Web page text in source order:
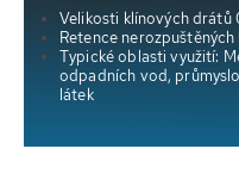
Velikosti klínových drátů
Retence
Typické oblasti využití:
odpadních vod,
látek